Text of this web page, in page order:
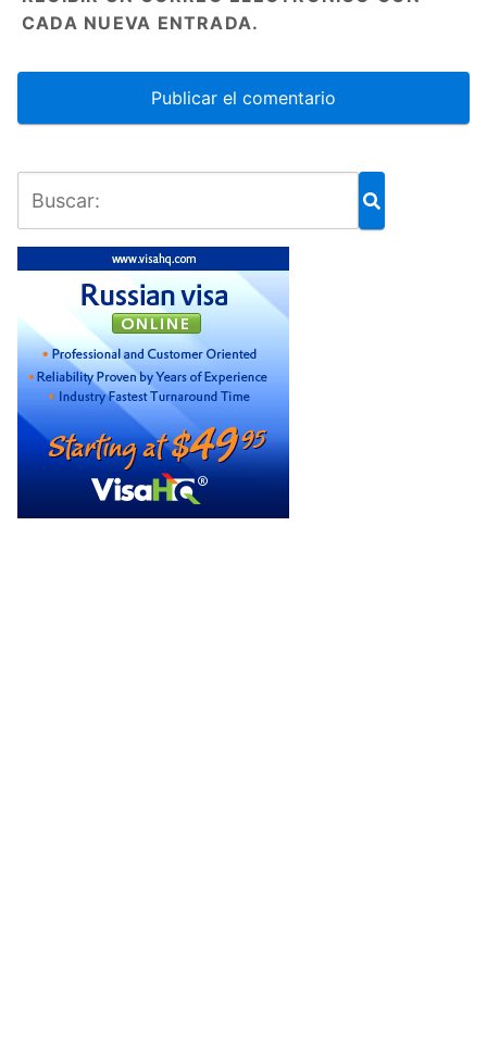
CADA NUEVA ENTRADA.